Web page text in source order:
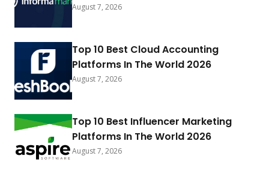
August 7, 2026
Top 10 Best Cloud Accounting
Platforms In The World 2026
August 7, 2026
Top 10 Best Influencer Marketing
Platforms In The World 2026
August 7, 2026